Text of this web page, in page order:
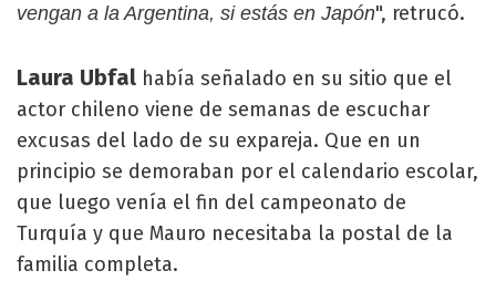
vengan a la Argentina, si estás en Japón", retrucó.
Laura Ubfal había señalado en su sitio que el
actor chileno viene de semanas de escuchar
excusas del lado de su expareja. Que en un
principio se demoraban por el calendario escolar,
que luego venía el fin del campeonato de
Turquía y que Mauro necesitaba la postal de la
familia completa.